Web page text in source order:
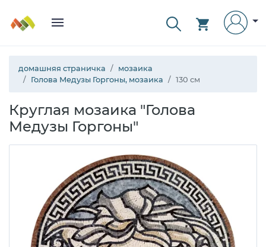
домашняя страничка
мозаика
Голова Медузы Горгоны, мозаика
130 см
Круглая мозаика "Голова
Медузы Горгоны"